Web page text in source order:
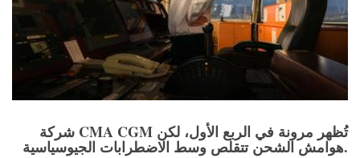
شركة CMA CGM تُظهر مرونة في الربع الأول، لكن
هوامش الشحن تتقلص وسط الاضطرابات الجيوسياسية.